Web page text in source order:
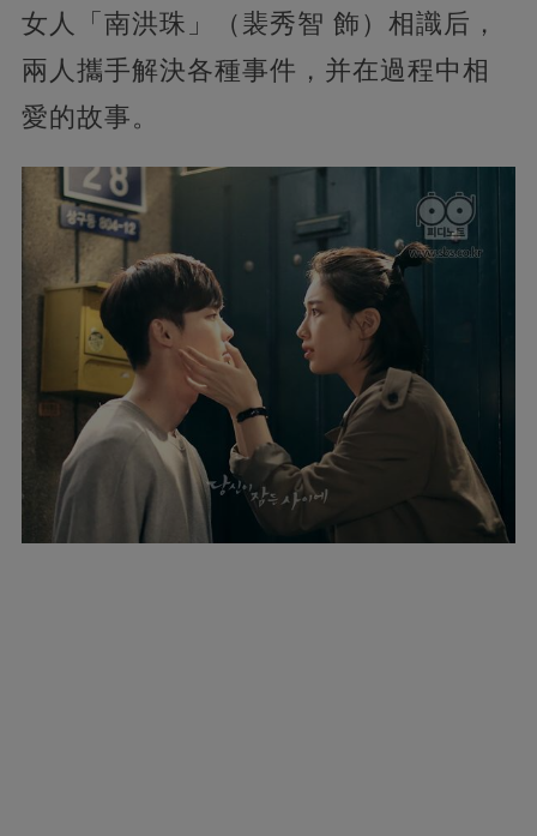
女人「南洪珠」（裴秀智 飾）相識后，
兩人攜手解決各種事件，并在過程中相
愛的故事。